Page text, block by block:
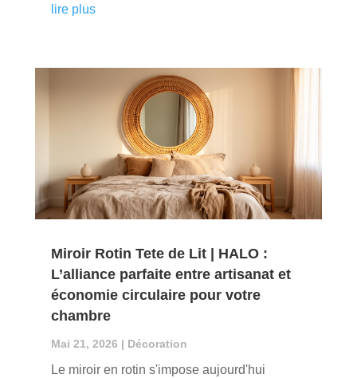
lire plus
Miroir Rotin Tete de Lit | HALO :
L’alliance parfaite entre artisanat et
économie circulaire pour votre
chambre
Mai 21, 2026 | Décoration
Le miroir en rotin s'impose aujourd'hui